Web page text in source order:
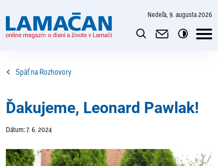
nedeľa, 9. augusta 2026
Späť na Rozhovory
Ďakujeme, Leonard Pawlak!
Dátum: 7. 6. 2024